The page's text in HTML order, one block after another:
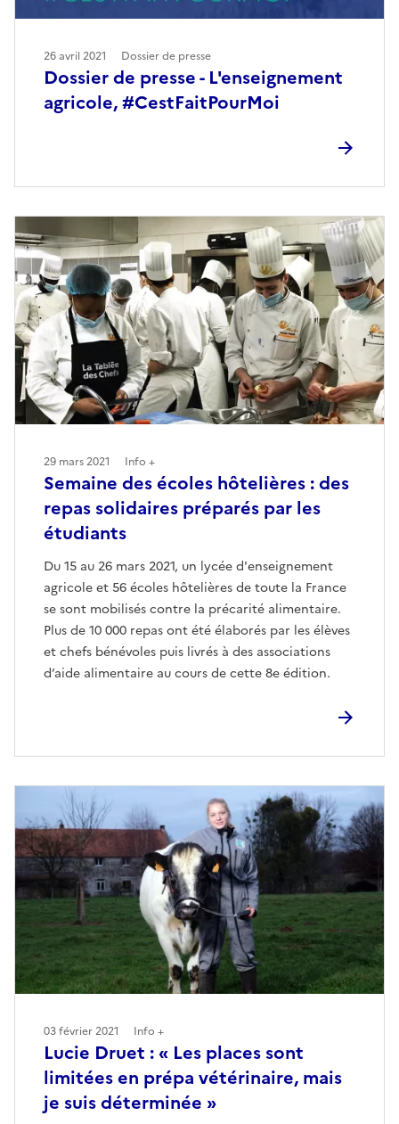
Dossier de presse - L'enseignement
agricole, #CestFaitPourMoi
26 avril 2021 Dossier de presse
Semaine des écoles hôtelières : des
repas solidaires préparés par les
étudiants
Du 15 au 26 mars 2021, un lycée d'enseignement
agricole et 56 écoles hôtelières de toute la France
se sont mobilisés contre la précarité alimentaire.
Plus de 10 000 repas ont été élaborés par les élèves
et chefs bénévoles puis livrés à des associations
d’aide alimentaire au cours de cette 8e édition.
29 mars 2021 Info +
Lucie Druet : « Les places sont
limitées en prépa vétérinaire, mais
je suis déterminée »
03 février 2021 Info +